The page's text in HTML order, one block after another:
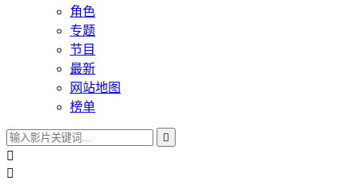
角色
专题
节目
最新
网站地图
榜单


